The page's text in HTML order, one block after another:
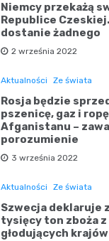
Niemcy przekażą
Republice
dostanie żadnego
2 września 2022
Aktualności Ze świata
Rosja będzie
pszenicę, gaz i
Afganistanu –
porozumienie
3 września 2022
Aktualności Ze świata
Szwecja deklaruje
tysięcy ton zboża z
głodujących krajów